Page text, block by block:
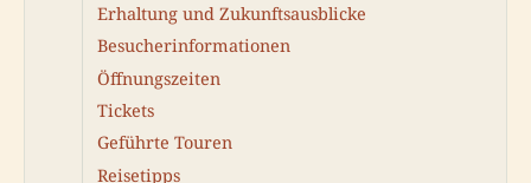
Erhaltung und Zukunftsausblicke
Besucherinformationen
Öffnungszeiten
Tickets
Geführte Touren
Reisetipps